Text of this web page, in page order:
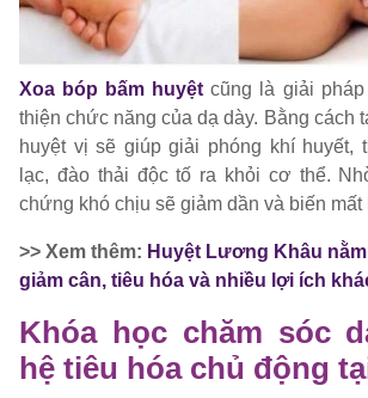
Xoa bóp bấm huyệt cũng là giải
thiện chức năng của dạ dày. Bằng cách
huyệt vị sẽ giúp giải phóng khí huyết,
lạc, đào thải độc tố ra khỏi cơ thể.
chứng khó chịu sẽ giảm dần và biến mất
>> Xem thêm: Huyệt Lương Khâu
giảm cân, tiêu hóa và nhiều lợi ích
Khóa học chăm sóc
hệ tiêu hóa chủ động